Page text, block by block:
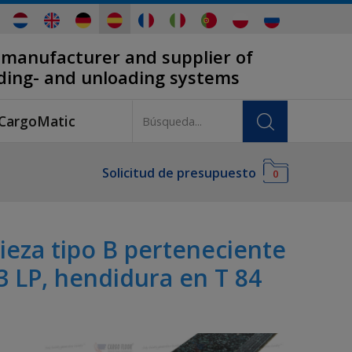
and supplier of
and unloading systems
Solicitud de presupuesto 0
tipo B perteneciente
LP, hendidura en T 84